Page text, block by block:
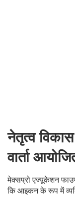
नेतृत्व
वार्ता
मेक्सप्रो एज्यूकेशन
कि आइकन के रूप में